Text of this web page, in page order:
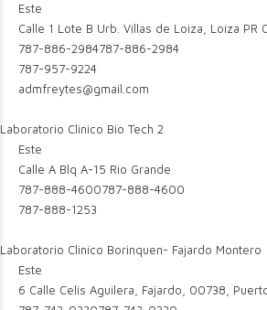
Este
Calle 1 Lote B Urb. Villas de Loiza, Loíza PR
787-886-2984787-886-2984
787-957-9224
admfreytes@gmail.com
Laboratorio Clinico Bio Tech 2
Este
Calle A Blq A-15 Rio Grande
787-888-4600787-888-4600
787-888-1253
Laboratorio Clinico Borinquen- Fajardo Montero
Este
6 Calle Celís Aguilera, Fajardo, 00738,